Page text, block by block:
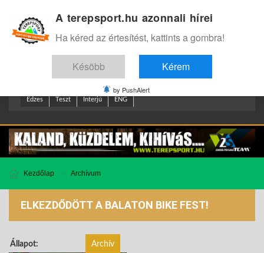
Edzes Teszt Interjú ENG
Kezdőlap Archívum
ELKEZDŐDÖTT A BALATON BIKE FEST!
Állapot: Archív
A terepsport.hu azonnali hírei
Ha kéred az értesítést, kattints a gombra!
Késöbb Kérem
by PushAlert